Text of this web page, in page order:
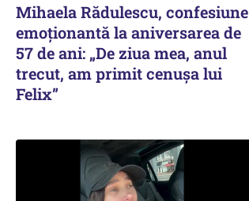
Mihaela Rădulescu, confesiune
emoționantă la aniversarea de
57 de ani: „De ziua mea, anul
trecut, am primit cenușa lui
Felix”